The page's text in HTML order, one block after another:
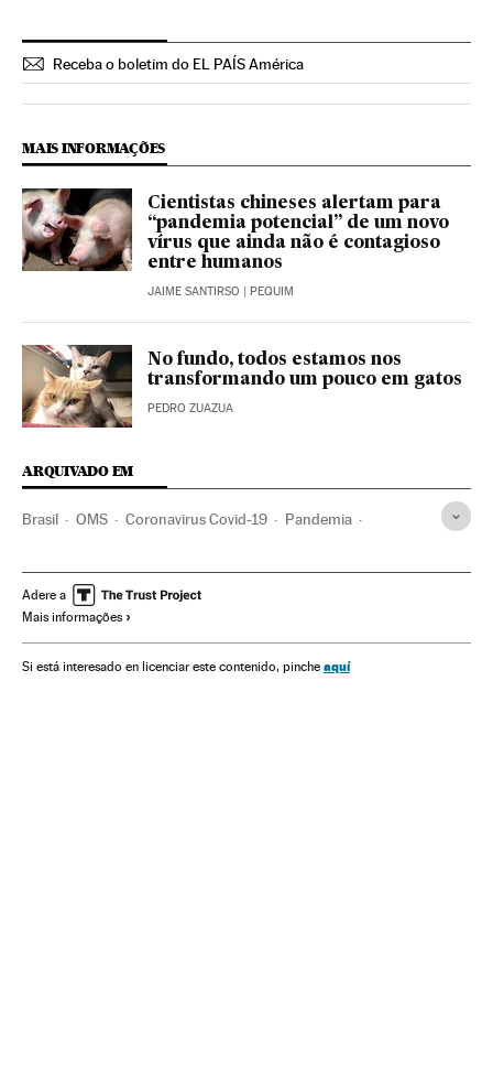
Receba o boletim do EL PAÍS América
MAIS INFORMAÇÕES
Cientistas chineses alertam para
“pandemia potencial” de um novo
vírus que ainda não é contagioso
entre humanos
JAIME SANTIRSO | PEQUIM
No fundo, todos estamos nos
transformando um pouco em gatos
PEDRO ZUAZUA
ARQUIVADO EM
Brasil OMS Coronavirus Covid-19 Pandemia
Ministério Saúde Animais companhia
Adere a
Mais informações
Si está interesado en licenciar este contenido, pinche aquí